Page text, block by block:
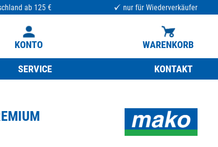
ab 125 € nur für Wiederverkäufer
KONTO WARENKORB
SERVICE KONTAKT